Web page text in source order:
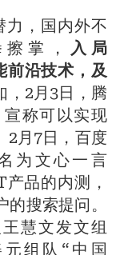
，国内外不
掌， 入局
沿技术，及
，2月3日，腾
称可以实现
2月7日，百度
为文心一言
品的内测，
搜索提问。
慧文发文组
组队“中国